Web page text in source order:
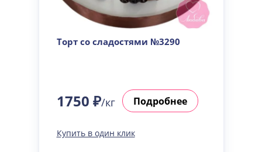
Торт со сладостями №3290
1750 ₽/кг Подробнее
Купить в один клик